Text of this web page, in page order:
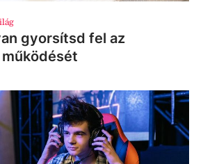
gyorsítsd fel az